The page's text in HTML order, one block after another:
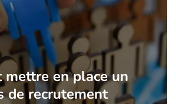
mettre en place un
de recrutement